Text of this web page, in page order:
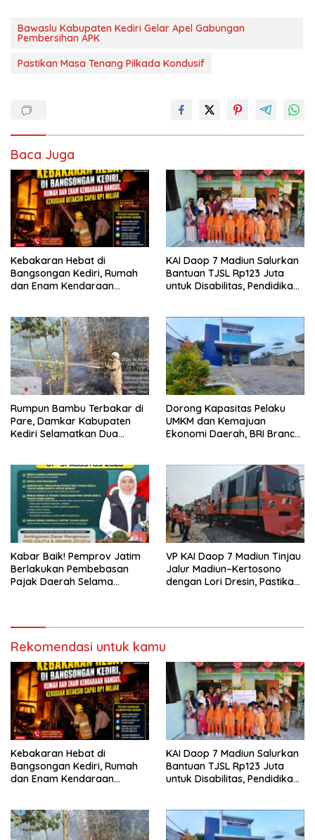
Bawaslu Kabupaten Kediri Gelar Apel Gabungan
Pembersihan APK
Pastikan Masa Tenang Pilkada Kondusif
Baca Juga
Kebakaran Hebat di
Bangsongan Kediri, Rumah
dan Enam Kendaraan
KAI Daop 7 Madiun Salurkan
Bantuan TJSL Rp123 Juta
untuk Disabilitas, Pendidikan,
Rumpun Bambu Terbakar di
Pare, Damkar Kabupaten
Kediri Selamatkan Dua
Dorong Kapasitas Pelaku
UMKM dan Kemajuan
Ekonomi Daerah, BRI Branch
Kabar Baik! Pemprov Jatim
Berlakukan Pembebasan
Pajak Daerah Selama
VP KAI Daop 7 Madiun Tinjau
Jalur Madiun–Kertosono
dengan Lori Dresin, Pastikan
Rekomendasi untuk kamu
Kebakaran Hebat di
Bangsongan Kediri, Rumah
dan Enam Kendaraan
KAI Daop 7 Madiun Salurkan
Bantuan TJSL Rp123 Juta
untuk Disabilitas, Pendidikan,